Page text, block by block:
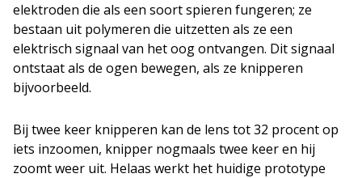
elektroden die als een soort spieren fungeren; ze
bestaan uit polymeren die uitzetten als ze een
elektrisch signaal van het oog ontvangen. Dit signaal
ontstaat als de ogen bewegen, als ze knipperen
bijvoorbeeld.
Bij twee keer knipperen kan de lens tot 32 procent op
iets inzoomen, knipper nogmaals twee keer en hij
zoomt weer uit. Helaas werkt het huidige prototype